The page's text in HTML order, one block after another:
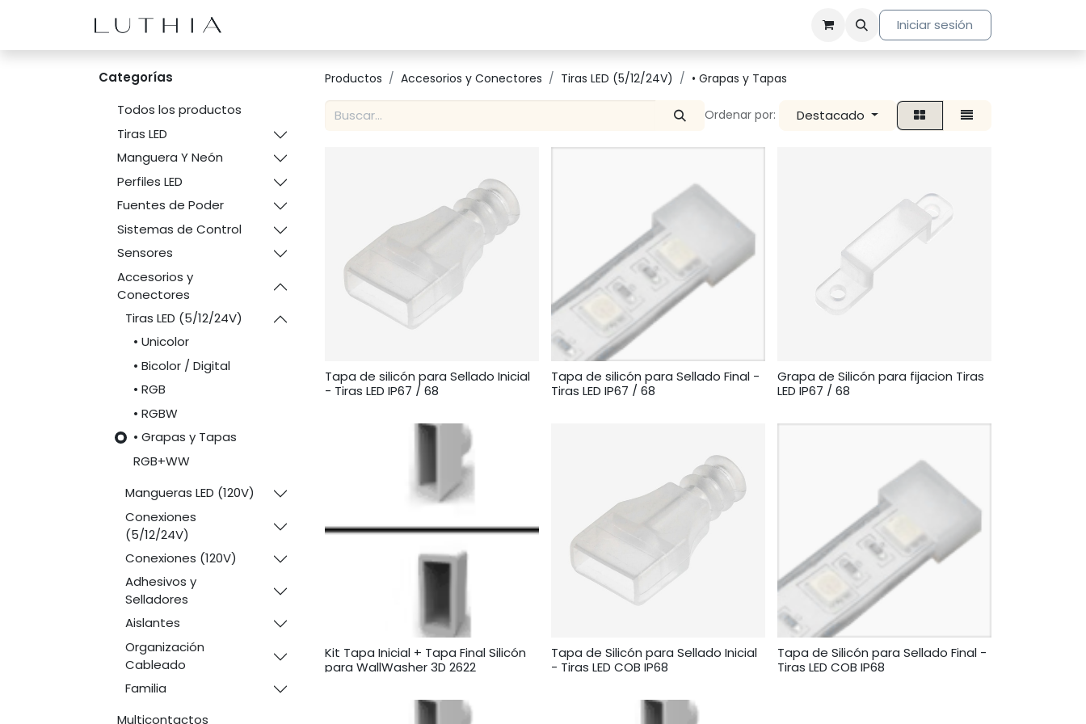
Iniciar sesión
Categorías
Todos los productos
Tiras LED
Manguera Y Neón
Perfiles LED
Fuentes de Poder
Sistemas de Control
Sensores
Accesorios y
Conectores
Tiras LED (5/12/24V)
• Unicolor
• Bicolor / Digital
• RGB
• RGBW
• Grapas y Tapas
RGB+WW
Mangueras LED (120V)
Conexiones
(5/12/24V)
Conexiones (120V)
Adhesivos y
Selladores
Aislantes
Organización
Cableado
Familia
Multicontactos
Productos Accesorios y Conectores Tiras LED (5/12/24V) • Grapas y Tapas
Ordenar por: Destacado
Tapa de silicón para Sellado Inicial
- Tiras LED IP67 / 68
Tapa de silicón para Sellado Final -
Tiras LED IP67 / 68
Grapa de Silicón para fijacion Tiras
LED IP67 / 68
Kit Tapa Inicial + Tapa Final Silicón
para WallWasher 3D 2622
Tapa de Silicón para Sellado Inicial
- Tiras LED COB IP68
Tapa de Silicón para Sellado Final -
Tiras LED COB IP68